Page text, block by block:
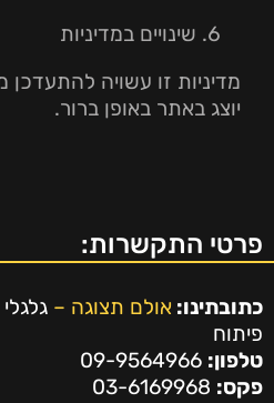
שינויים במדיניות
מדיניות זו עשויה
יוצג באתר באופן ברור.
פרטי התקשרות:
כתובתינו: אולם תצוגה –
פיתוח
טלפון:
פקס: